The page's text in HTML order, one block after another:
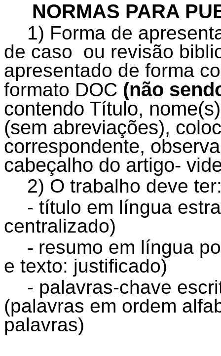
NORMAS PARA
1) Forma de
de caso ou revisão
apresentado de forma
formato DOC (não
contendo Título,
(sem abreviações),
correspondente,
cabeçalho do artigo-
2) O trabalho deve
-título em língua
centralizado)
- resumo em língua
e texto: justificado)
- palavras-chave
(palavras em ordem
palavras)